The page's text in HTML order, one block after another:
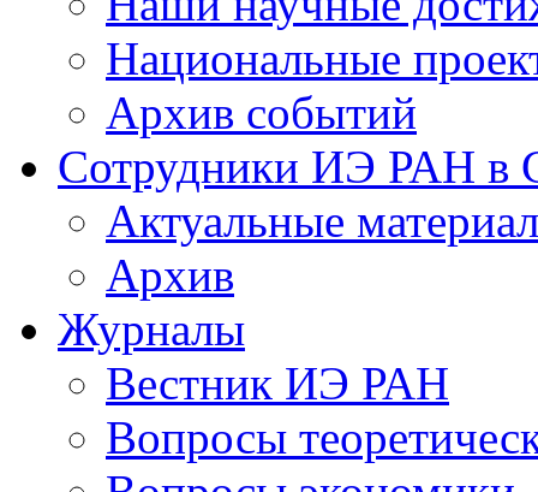
Национальные
Архив событий
Сотрудники ИЭ РАН
Актуальные
Архив
Журналы
Вестник ИЭ РАН
Вопросы